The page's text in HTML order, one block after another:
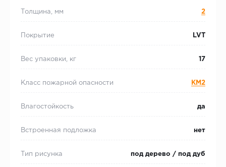
Толщина, мм 2
Покрытие LVT
Вес упаковки, кг 17
Класс пожарной опасности КМ2
Влагостойкость да
Встроенная подложка нет
Тип рисунка под дерево / под дуб